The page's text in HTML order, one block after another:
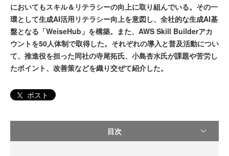
においてもスキル＆リテラシーの向上に取り組んでいる。その一
環として生成AI活用リテラシー向上を意図し、全社的な生成AI基
盤となる「WeiseHub」を構築。また、AWS Skill Builderアカ
ウントを50人体制で取得した。それぞれの導入と普及活動につい
て、推進役を担った同社の寺尾拓氏、小島杏水氏が課題や苦労し
たポイント、改善策などを織り交ぜて紹介した。
ポスト
目次